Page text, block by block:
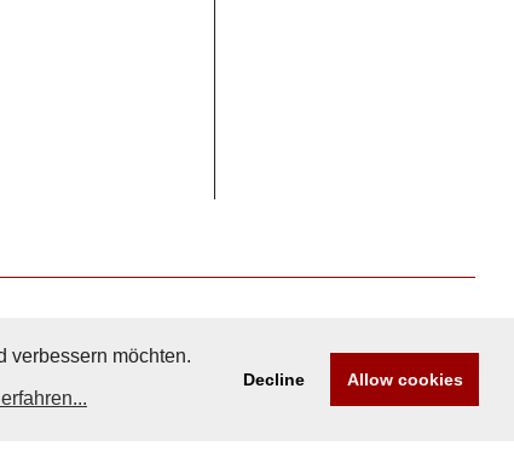
verbessern möchten.
Decline Allow cookies